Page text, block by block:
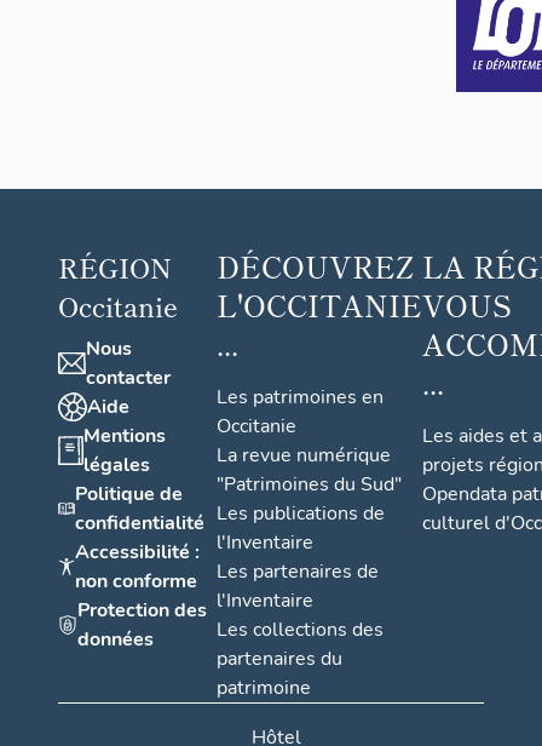
RÉGION
Occitanie
Nous
contacter
Aide
Mentions
légales
Politique de
confidentialité
Accessibilité :
non conforme
Protection des
données
DÉCOUVREZ
L'OCCITANIE
...
Les patrimoines en
Occitanie
La revue numérique
"Patrimoines du Sud"
Les publications de
l'Inventaire
Les partenaires de
l'Inventaire
Les collections des
partenaires du
patrimoine
LA
VOUS
...
Les aides et
projets
Opendata
culturel
Hôtel